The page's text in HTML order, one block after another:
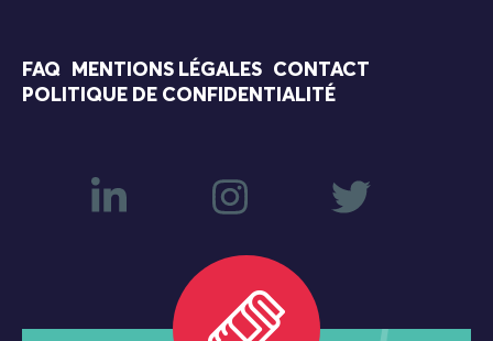
FAQ MENTIONS LÉGALES
CONTACT
POLITIQUE DE CONFIDENTIALITÉ